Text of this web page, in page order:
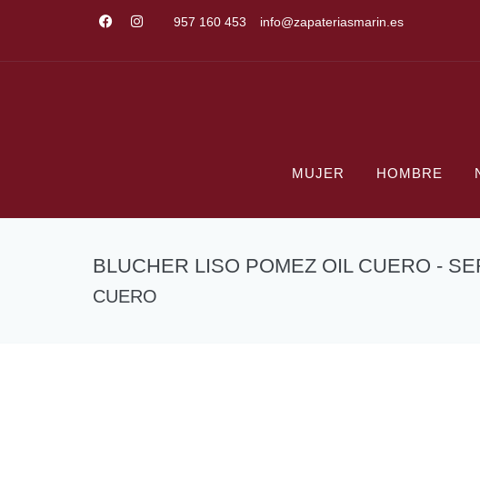
957 160 453 info@zapateriasmarin.es
MUJER HOMBRE
BLUCHER LISO POMEZ OIL CUERO -
CUERO